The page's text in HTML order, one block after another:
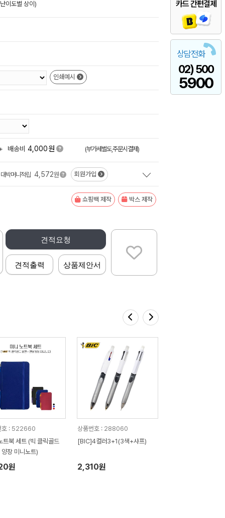
카드 간편결제
상담전화
02) 500
5900
이도별 상이)
인쇄예시
배송비 4,000원 (부가세별도,주문시결제)
대박머니적립 4,572원 회원가입
쇼핑백 제작 박스 제작
견적요청
견적출력 상품제안서
호 : 522660
트북 세트 (빅 클릭골드
장 미니노트)
원
상품번호 : 288060
[BIC]4컬러3+1(3색+샤프)
2,310원